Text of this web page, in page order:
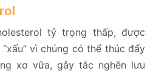
tỷ trọng thấp, được
vì chúng có thể thúc đẩy
xơ vữa, gây tắc nghẽn lưu